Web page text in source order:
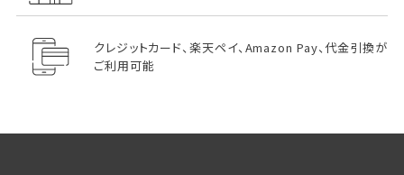
クレジットカード、楽天ペイ、Amazon Pay、代金引換が
ご利用可能